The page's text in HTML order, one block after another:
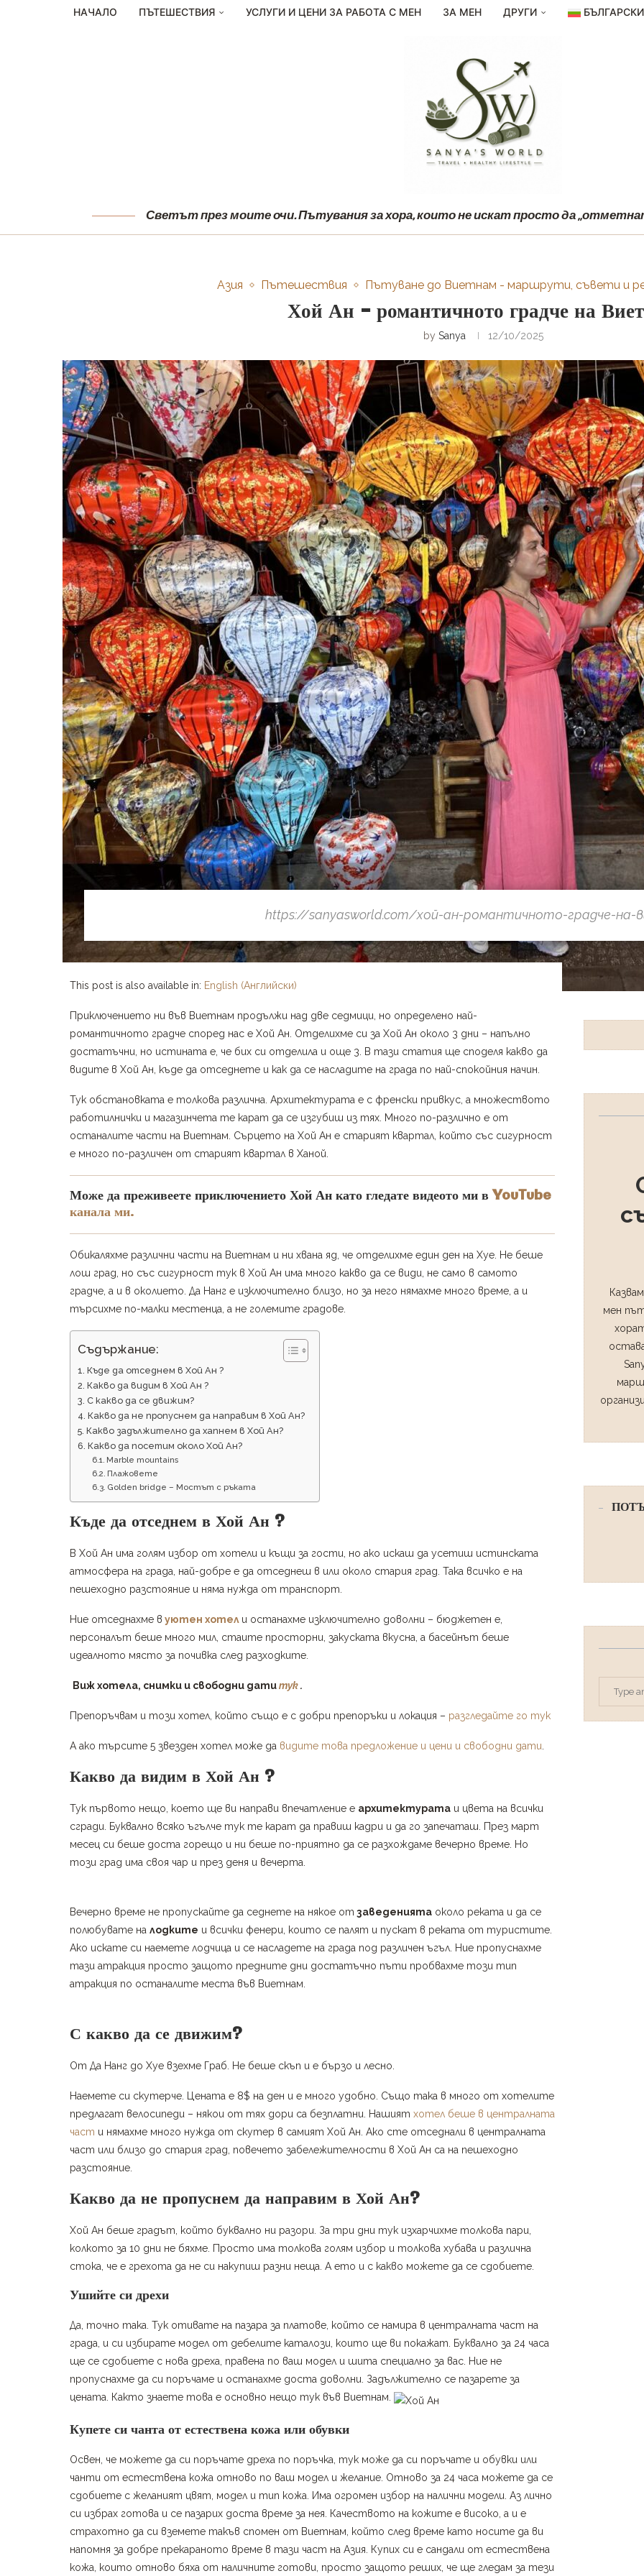
НАЧАЛО ПЪТЕШЕСТВИЯ УСЛУГИ И ЦЕНИ ЗА РАБОТА С МЕН ЗА МЕН ДРУГИ БЪЛГАРСКИ
Светът през моите очи. Пътувания за хора, които не искат просто да
Азия Пътешествия Пътуване до Виетнам - маршрути, съвети и
Хой Ан – романтичното градче на
by Sanya 12/10/2025
https://sanyasworld.com/хой-ан-романтичното-градче-
This post is also available in: English (Английски)
Приключението ни във Виетнам продължи над две седмици, но определено най-
романтичното градче според нас е Хой Ан. Отделихме си за Хой Ан около 3 дни – напълно
достатъчни, но истината е, че бих си отделила и още 3. В тази статия ще споделя какво да
видите в Хой Ан, къде да отседнете и как да се насладите на града по най-спокойния начин.
Тук обстановката е толкова различна. Архитектурата е с френски привкус, а множеството
работилнички и магазинчета те карат да се изгубиш из тях. Много по-различно е от
останалите части на Виетнам. Сърцето на Хой Ан е старият квартал, който със сигурност
е много по-различен от старият квартал в Ханой.
Може да преживеете приключението Хой Ан като гледате видеото ми вYouTube
канала ми.
Обикаляхме различни части на Виетнам и ни хвана яд, че отделихме един ден на Хуе. Не беше
лош град, но със сигурност тук в Хой Ан има много какво да се види, не само в самото
градче, а и в околието. Да Нанг е изключително близо, но за него нямахме много време, а и
търсихме по-малки местенца, а не големите градове.
Съдържание:
Къде да отседнем в Хой Ан ?
Какво да видим в Хой Ан ?
С какво да се движим?
Какво да не пропуснем да направим в Хой Ан?
Какво задължително да хапнем в Хой Ан?
Какво да посетим около Хой Ан?
Marble mountains
Плажовете
Golden bridge – Мостът с ръката
Къде да отседнем в Хой Ан ?
В Хой Ан има голям избор от хотели и къщи за гости, но ако искаш да усетиш истинската
атмосфера на града, най-добре е да отседнеш в или около стария град. Така всичко е на
пешеходно разстояние и няма нужда от транспорт.
Ние отседнахме в уютен хотел и останахме изключително доволни – бюджетен е,
персоналът беше много мил, стаите просторни, закуската вкусна, а басейнът беше
идеалното място за почивка след разходките.
Виж хотела, снимки и свободни датитук.
Препоръчвам и този хотел, който също е с добри препоръки и локация – разгледайте го тук
А ако търсите 5 звезден хотел може да видите това предложение и цени и свободни дати
Какво да видим в Хой Ан ?
Тук първото нещо, което ще ви направи впечатление е архитектурата и цвета на всички
сгради. Буквално всяко ъгълче тук те карат да правиш кадри и да го запечаташ. През март
месец си беше доста горещо и ни беше по-приятно да се разхождаме вечерно време. Но
този град има своя чар и през деня и вечерта.
Вечерно време не пропускайте да седнете на някое от заведенията около реката и да се
полюбувате на лодките и всички фенери, които се палят и пускат в реката от туристите.
Ако искате си наемете лодчица и се насладете на града под различен ъгъл. Ние пропуснахме
тази атракция просто защото предните дни достатъчно пъти пробвахме този тип
атракция по останалите места във Виетнам.
С какво да се движим?
От Да Нанг до Хуе взехме Граб. Не беше скъп и е бързо и лесно.
Наемете си скутерче. Цената е 8$ на ден и е много удобно. Също така в много от хотелите
предлагат велосипеди – някои от тях дори са безплатни. Нашият хотел беше в централната
част и нямахме много нужда от скутер в самият Хой Ан. Ако сте отседнали в централната
част или близо до стария град, повечето забележителности в Хой Ан са на пешеходно
разстояние.
Какво да не пропуснем да направим в Хой Ан?
Хой Ан беше градът, който буквално ни разори. За три дни тук изхарчихме толкова пари,
колкото за 10 дни не бяхме. Просто има толкова голям избор и толкова хубава и различна
стока, че е грехота да не си накупиш разни неща. А ето и с какво можете да се сдобиете.
Ушийте си дрехи
Да, точно така. Тук отивате на пазара за платове, който се намира в централната част на
града, и си избирате модел от дебелите каталози, които ще ви покажат. Буквално за 24 часа
ще се сдобиете с нова дреха, правена по ваш модел и шита специално за вас. Ние не
пропуснахме да си поръчаме и останахме доста доволни. Задължително се пазарете за
цената. Както знаете това е основно нещо тук във Виетнам.
Купете си чанта от естествена кожа или обувки
Освен, че можете да си поръчате дреха по поръчка, тук може да си поръчате и обувки или
чанти от естествена кожа отново по ваш модел и желание. Отново за 24 часа можете да се
сдобиете с желаният цвят, модел и тип кожа. Има огромен избор на налични модели. Аз лично
си избрах готова и се пазарих доста време за нея. Качеството на кожите е високо, а и е
страхотно да си вземете такъв спомен от Виетнам, който след време като носите да ви
напомня за добре прекараното време в тази част на Азия. Купих си е сандали от естествена
кожа, които отново бяха от наличните готови, просто защото реших, че ще гледам за тези
мен